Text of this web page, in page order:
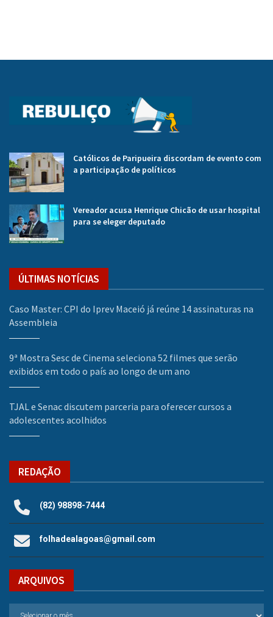
Católicos de Paripueira discordam de evento com
a participação de políticos
Vereador acusa Henrique Chicão de usar hospital
para se eleger deputado
ÚLTIMAS NOTÍCIAS
Caso Master: CPI do Iprev Maceió já reúne 14 assinaturas na
Assembleia
9ª Mostra Sesc de Cinema seleciona 52 filmes que serão
exibidos em todo o país ao longo de um ano
TJAL e Senac discutem parceria para oferecer cursos a
adolescentes acolhidos
REDAÇÃO
(82) 98898-7444
folhadealagoas@gmail.com
ARQUIVOS